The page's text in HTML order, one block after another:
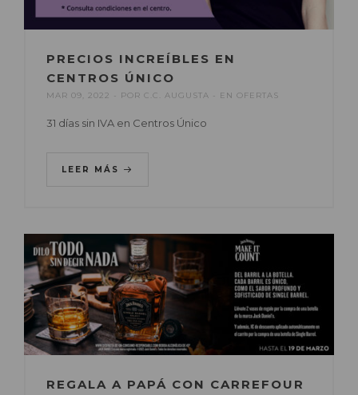
PRECIOS INCREÍBLES EN
CENTROS ÚNICO
MAR 09, 2022 POR C.C. AUGUSTA EN OFERTAS
31 días sin IVA en Centros Único
LEER MÁS
REGALA A PAPÁ CON CARREFOUR